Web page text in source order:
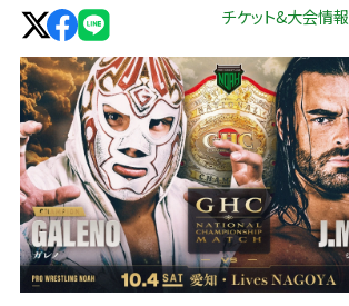
ロ
レ
ス
リ
ン
チケット&大会情報